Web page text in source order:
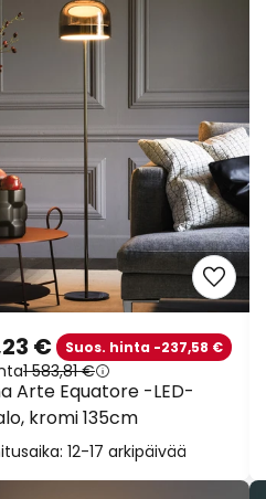
Arte Equatore -LED-
kromi 135cm
€ Suos. hinta -237,58 €
1 583,81 €
12-17 arkipäivää